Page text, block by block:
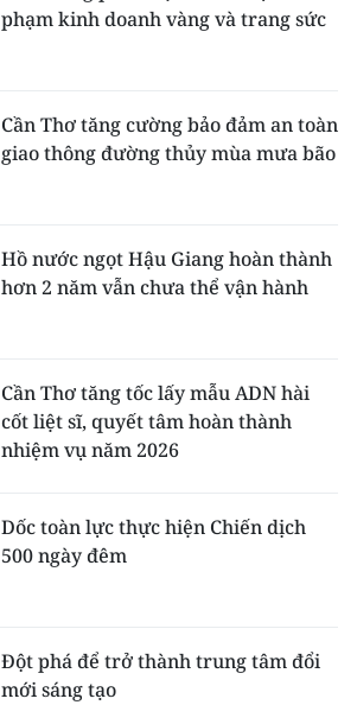
phạm kinh doanh vàng và trang sức
Cần Thơ tăng cường bảo đảm an toàn
giao thông đường thủy mùa mưa bão
Hồ nước ngọt Hậu Giang hoàn thành
hơn 2 năm vẫn chưa thể vận hành
Cần Thơ tăng tốc lấy mẫu ADN hài
cốt liệt sĩ, quyết tâm hoàn thành
nhiệm vụ năm 2026
Dốc toàn lực thực hiện Chiến dịch
500 ngày đêm
Đột phá để trở thành trung tâm đổi
mới sáng tạo